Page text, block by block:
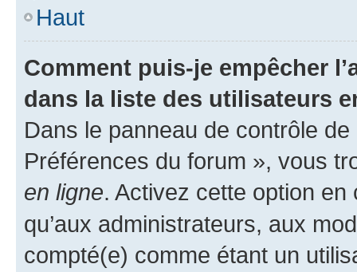
Haut
Comment puis-je empêcher
dans la liste des utilisateurs
Dans le panneau de contrôle
Préférences du forum », vous
en ligne. Activez cette option
qu’aux administrateurs, aux
compté(e) comme étant un